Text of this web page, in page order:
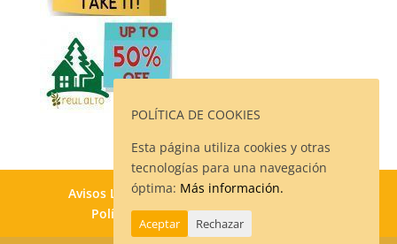
Avisos Legales
Política de Privacidad
Política de Cookies
Contacto
POLÍTICA DE COOKIES
Esta página utiliza cookies y otras
tecnologías para una navegación
óptima: Más información.
Aceptar Rechazar